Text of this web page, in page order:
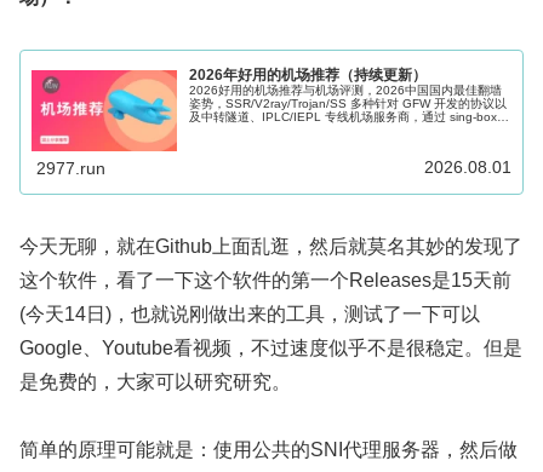
2026年好用的机场推荐（持续更新）
2026好用的机场推荐与机场评测，2026中国国内最佳翻墙
姿势，SSR/V2ray/Trojan/SS 多种针对 GFW 开发的协议以
及中转隧道、IPLC/IEPL 专线机场服务商，通过 sing-box、
2977.run 2026.08.01
今天无聊，就在Github上面乱逛，然后就莫名其妙的发现了
这个软件，看了一下这个软件的第一个Releases是15天前
(今天14日)，也就说刚做出来的工具，测试了一下可以
Google、Youtube看视频，不过速度似乎不是很稳定。但是
是免费的，大家可以研究研究。
简单的原理可能就是：使用公共的SNI代理服务器，然后做